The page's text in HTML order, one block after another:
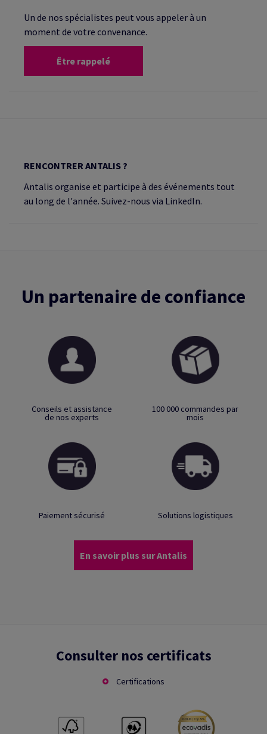
Un de nos spécialistes peut vous appeler à un
moment de votre convenance.
Être rappelé
RENCONTRER ANTALIS ?
Antalis organise et participe à des événements tout
au long de l'année. Suivez-nous via LinkedIn.
Un partenaire de confiance
Conseils et assistance
de nos experts
100 000 commandes par
mois
Paiement sécurisé Solutions logistiques
En savoir plus sur Antalis
Consulter nos certificats
Certifications